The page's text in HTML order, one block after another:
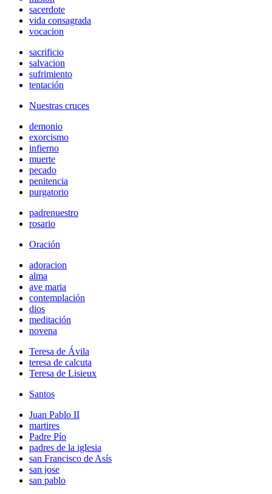
sacerdote
vida consagrada
vocacion
sacrificio
salvacion
sufrimiento
tentación
Nuestras cruces
demonio
exorcismo
infierno
muerte
pecado
penitencia
purgatorio
padrenuestro
rosario
Oración
adoracion
alma
ave maria
contemplación
dios
meditación
novena
Teresa de Ávila
teresa de calcuta
Teresa de Lisieux
Santos
Juan Pablo II
martires
Padre Pío
padres de la iglesia
san Francisco de Asís
san jose
san pablo